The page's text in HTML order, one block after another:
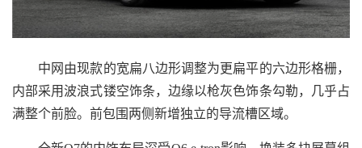
中网由现款的宽扁八边形调整为更扁平的六边形格栅，
内部采用波浪式镂空饰条，边缘以枪灰色饰条勾勒，几乎占
满整个前脸。前包围两侧新增独立的导流槽区域。